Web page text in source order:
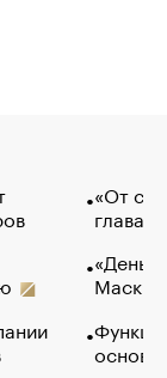
«От
глава
Маск в
основ